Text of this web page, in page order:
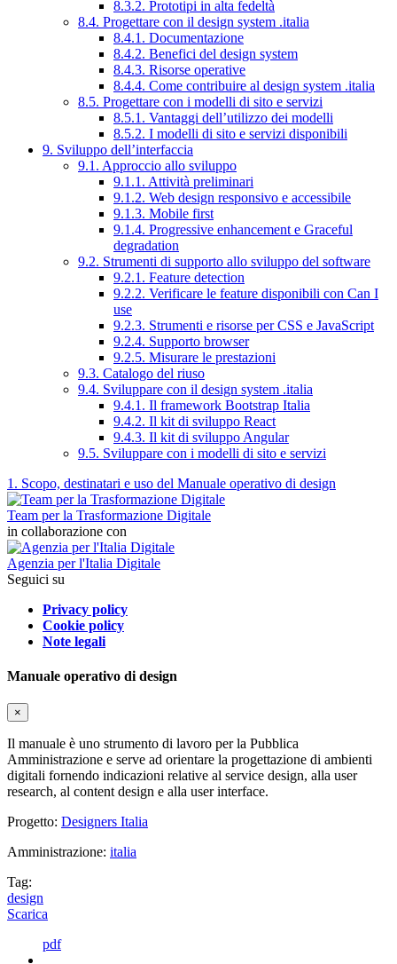
8.3.2. Prototipi in alta fedeltà
8.4. Progettare con il design system .italia
8.4.1. Documentazione
8.4.2. Benefici del design system
8.4.3. Risorse operative
8.4.4. Come contribuire al design system .italia
8.5. Progettare con i modelli di sito e servizi
8.5.1. Vantaggi dell’utilizzo dei modelli
8.5.2. I modelli di sito e servizi disponibili
9. Sviluppo dell’interfaccia
9.1. Approccio allo sviluppo
9.1.1. Attività preliminari
9.1.2. Web design responsivo e accessibile
9.1.3. Mobile first
9.1.4. Progressive enhancement e Graceful
degradation
9.2. Strumenti di supporto allo sviluppo del software
9.2.1. Feature detection
9.2.2. Verificare le feature disponibili con Can I
use
9.2.3. Strumenti e risorse per CSS e JavaScript
9.2.4. Supporto browser
9.2.5. Misurare le prestazioni
9.3. Catalogo del riuso
9.4. Sviluppare con il design system .italia
9.4.1. Il framework Bootstrap Italia
9.4.2. Il kit di sviluppo React
9.4.3. Il kit di sviluppo Angular
9.5. Sviluppare con i modelli di sito e servizi
1. Scopo, destinatari e uso del Manuale operativo di design
Team per la Trasformazione Digitale
in collaborazione con
Agenzia per l'Italia Digitale
Seguici su
Privacy policy
Cookie policy
Note legali
Manuale operativo di design
×
Il manuale è uno strumento di lavoro per la Pubblica
Amministrazione e serve ad orientare la progettazione di ambienti
digitali fornendo indicazioni relative al service design, alla user
research, al content design e alla user interface.
Progetto: Designers Italia
Amministrazione: italia
Tag:
design
Scarica
pdf